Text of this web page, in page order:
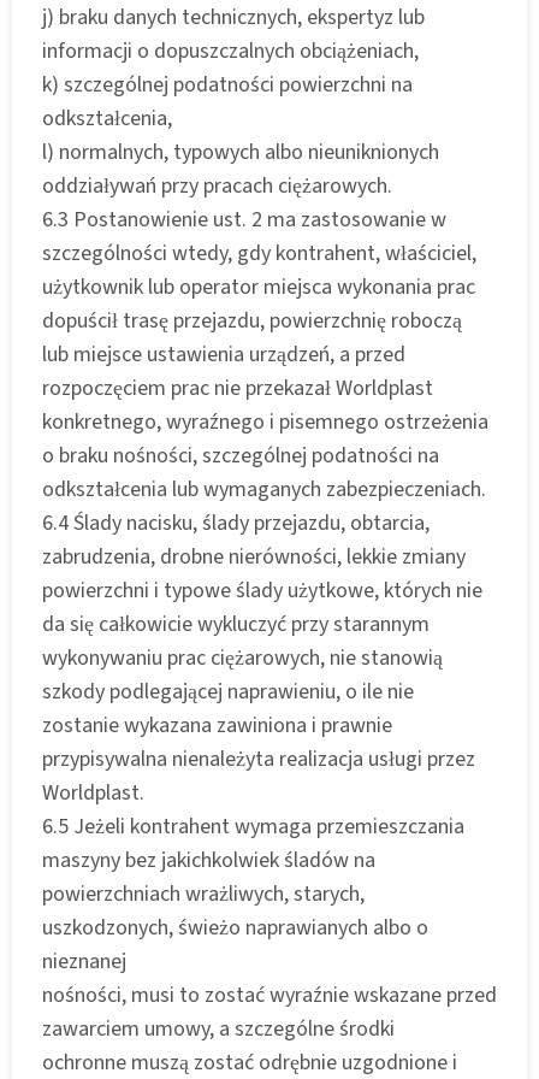
j) braku danych technicznych, ekspertyz lub
informacji o dopuszczalnych obciążeniach,
k) szczególnej podatności powierzchni na
odkształcenia,
l) normalnych, typowych albo nieuniknionych
oddziaływań przy pracach ciężarowych.
6.3 Postanowienie ust. 2 ma zastosowanie w
szczególności wtedy, gdy kontrahent, właściciel,
użytkownik lub operator miejsca wykonania prac
dopuścił trasę przejazdu, powierzchnię roboczą
lub miejsce ustawienia urządzeń, a przed
rozpoczęciem prac nie przekazał Worldplast
konkretnego, wyraźnego i pisemnego ostrzeżenia
o braku nośności, szczególnej podatności na
odkształcenia lub wymaganych zabezpieczeniach.
6.4 Ślady nacisku, ślady przejazdu, obtarcia,
zabrudzenia, drobne nierówności, lekkie zmiany
powierzchni i typowe ślady użytkowe, których nie
da się całkowicie wykluczyć przy starannym
wykonywaniu prac ciężarowych, nie stanowią
szkody podlegającej naprawieniu, o ile nie
zostanie wykazana zawiniona i prawnie
przypisywalna nienależyta realizacja usługi przez
Worldplast.
6.5 Jeżeli kontrahent wymaga przemieszczania
maszyny bez jakichkolwiek śladów na
powierzchniach wrażliwych, starych,
uszkodzonych, świeżo naprawianych albo o
nieznanej
nośności, musi to zostać wyraźnie wskazane przed
zawarciem umowy, a szczególne środki
ochronne muszą zostać odrębnie uzgodnione i